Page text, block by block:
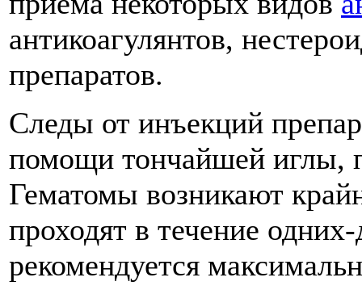
антикоагулянтов,
препаратов.
Следы от инъекций
помощи тончайшей иглы,
Гематомы возникают
проходят в течение
рекомендуется